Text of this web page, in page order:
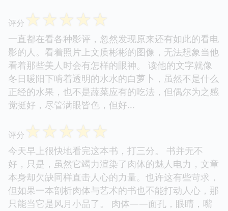
评分 ☆☆☆☆☆
一直都在看各种影评，忽然发现原来还有如此的看电
影的人。看着照片上文质彬彬的图像，无法想象当他
看着那些美人时会有怎样的眼神。 读他的文字就像
冬日暖阳下啃着透明的水水的白萝卜，虽然不是什么
正经的水果，也不是蔬菜应有的吃法，但偶尔为之感
觉挺好，尽管满眼皆色，但好...
评分 ☆☆☆☆☆
今天早上很快地看完这本书，打三分。 书并无不
好，只是，虽然它竭力渲染了肉体的魅人电力，文章
本身却欠缺同样直击人心的力量。也许这有些苛求，
但如果一本剖析肉体与艺术的书也不能打动人心，那
只能当它是风月小品了。 肉体——面孔，眼睛，嘴